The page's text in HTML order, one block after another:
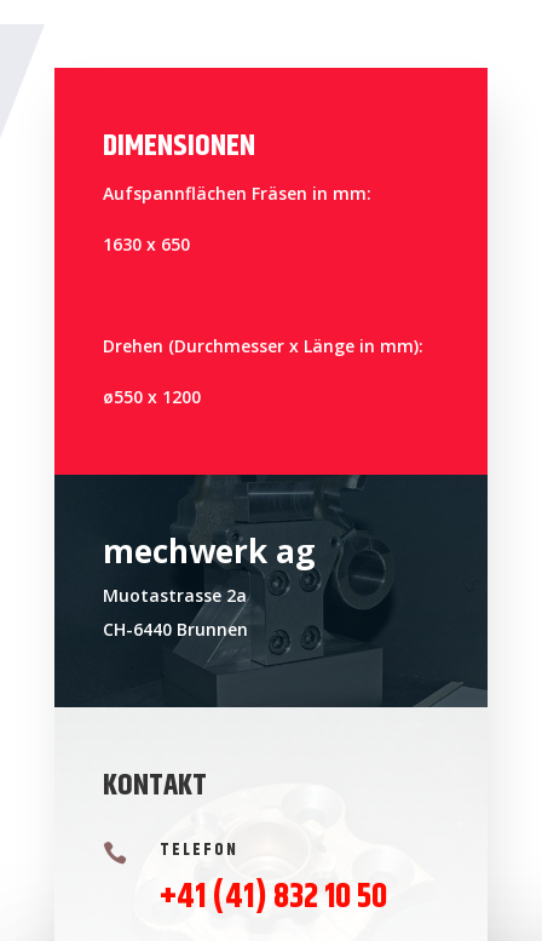
DIMENSIONEN
Aufspannflächen Fräsen in mm:
1630 x 650
Drehen (Durchmesser x Länge in mm):
ø550 x 1200
mechwerk ag
Muotastrasse 2a
CH-6440 Brunnen
KONTAKT
 TELEFON
+41 (41) 832 10 50